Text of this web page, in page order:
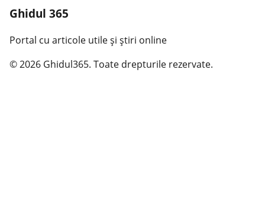
Ghidul 365
Portal cu articole utile și știri online
© 2026 Ghidul365. Toate drepturile rezervate.